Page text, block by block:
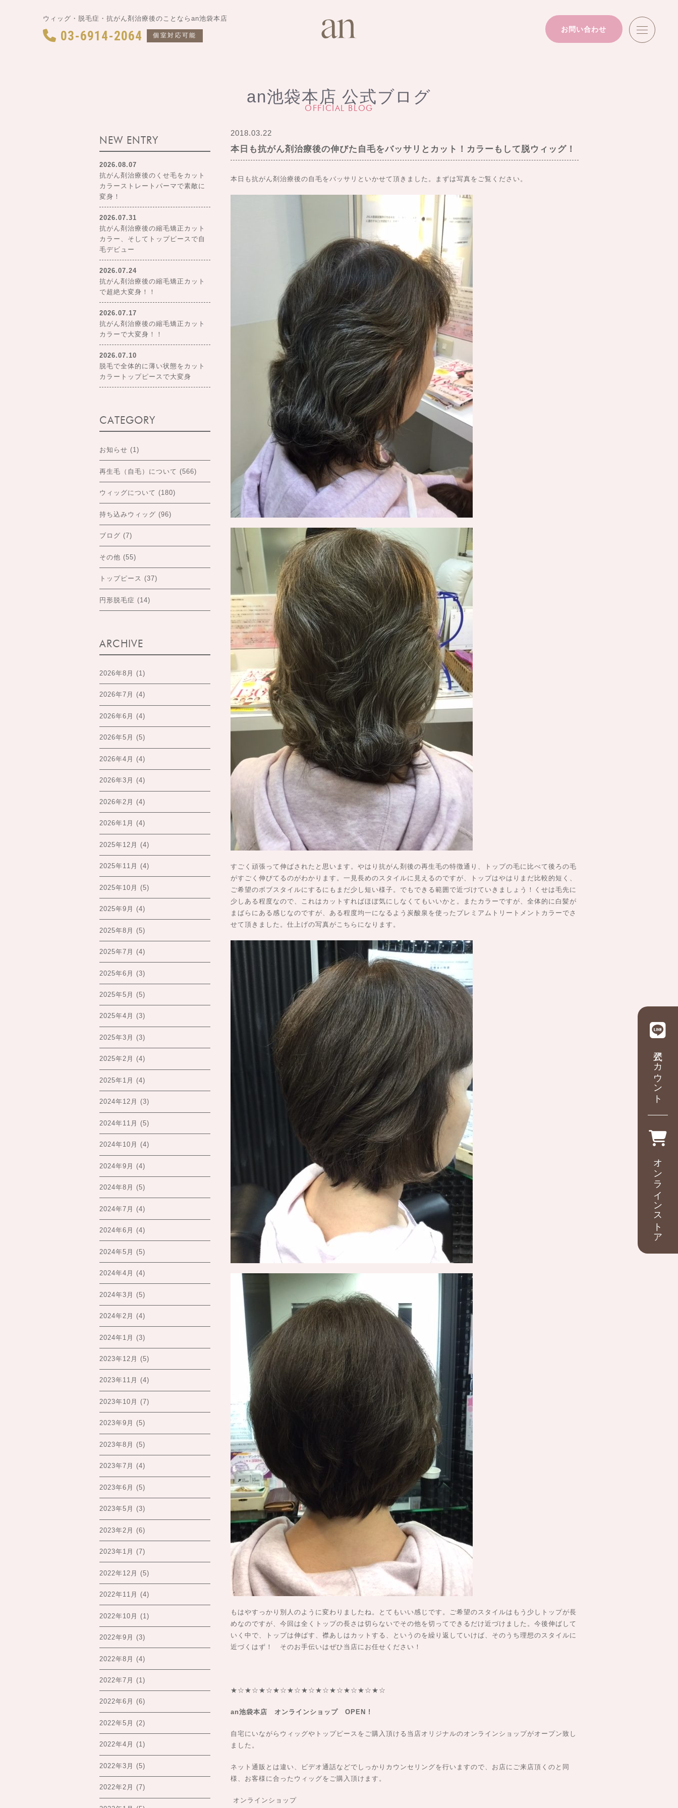
ウィッグ・脱毛症・抗がん剤治療後のことならan池袋本店
03-6914-2064 個室対応可能
お問い合わせ
公式アカウント
オンラインストア
OFFICIAL BLOG
an池袋本店 公式ブログ
2018.03.22
本日も抗がん剤治療後の伸びた自毛をバッサリとカット！カラーもして脱ウィッグ！
本日も抗がん剤治療後の自毛をバッサリといかせて頂きました。まずは写真をご覧ください。
すごく頑張って伸ばされたと思います。やはり抗がん剤後の再生毛の特徴通り、トップの毛に比べて後ろの毛
がすごく伸びてるのがわかります。一見長めのスタイルに見えるのですが、トップはやはりまだ比較的短く、
ご希望のボブスタイルにするにもまだ少し短い様子。でもできる範囲で近づけていきましょう！くせは毛先に
少しある程度なので、これはカットすればほぼ気にしなくてもいいかと。またカラーですが、全体的に白髪が
まばらにある感じなのですが、ある程度均一になるよう炭酸泉を使ったプレミアムトリートメントカラーでさ
せて頂きました。仕上げの写真がこちらになります。
もはやすっかり別人のように変わりましたね。とてもいい感じです。ご希望のスタイルはもう少しトップが長
めなのですが、今回は全くトップの長さは切らないでその他を切ってできるだけ近づけました。今後伸ばして
いく中で、トップは伸ばす、襟あしはカットする、というのを繰り返していけば、そのうち理想のスタイルに
近づくはず！ そのお手伝いはぜひ当店にお任せください！
★☆★☆★☆★☆★☆★☆★☆★☆★☆★☆★☆
an池袋本店 オンラインショップ OPEN !
自宅にいながらウィッグやトップピースをご購入頂ける当店オリジナルのオンラインショップがオープン致し
ました。
ネット通販とは違い、ビデオ通話などでしっかりカウンセリングを行いますので、お店にご来店頂くのと同
様、お客様に合ったウィッグをご購入頂けます。
オンラインショップ
NEW ENTRY
2026.08.07
抗がん剤治療後のくせ毛をカット
カラーストレートパーマで素敵に
変身！
2026.07.31
抗がん剤治療後の縮毛矯正カット
カラー、そしてトップピースで自
毛デビュー
2026.07.24
抗がん剤治療後の縮毛矯正カット
で超絶大変身！！
2026.07.17
抗がん剤治療後の縮毛矯正カット
カラーで大変身！！
2026.07.10
脱毛で全体的に薄い状態をカット
カラートップピースで大変身
CATEGORY
お知らせ (1)
再生毛（自毛）について (566)
ウィッグについて (180)
持ち込みウィッグ (96)
ブログ (7)
その他 (55)
トップピース (37)
円形脱毛症 (14)
ARCHIVE
2026年8月 (1)
2026年7月 (4)
2026年6月 (4)
2026年5月 (5)
2026年4月 (4)
2026年3月 (4)
2026年2月 (4)
2026年1月 (4)
2025年12月 (4)
2025年11月 (4)
2025年10月 (5)
2025年9月 (4)
2025年8月 (5)
2025年7月 (4)
2025年6月 (3)
2025年5月 (5)
2025年4月 (3)
2025年3月 (3)
2025年2月 (4)
2025年1月 (4)
2024年12月 (3)
2024年11月 (5)
2024年10月 (4)
2024年9月 (4)
2024年8月 (5)
2024年7月 (4)
2024年6月 (4)
2024年5月 (5)
2024年4月 (4)
2024年3月 (5)
2024年2月 (4)
2024年1月 (3)
2023年12月 (5)
2023年11月 (4)
2023年10月 (7)
2023年9月 (5)
2023年8月 (5)
2023年7月 (4)
2023年6月 (5)
2023年5月 (3)
2023年2月 (6)
2023年1月 (7)
2022年12月 (5)
2022年11月 (4)
2022年10月 (1)
2022年9月 (3)
2022年8月 (4)
2022年7月 (1)
2022年6月 (6)
2022年5月 (2)
2022年4月 (1)
2022年3月 (5)
2022年2月 (7)